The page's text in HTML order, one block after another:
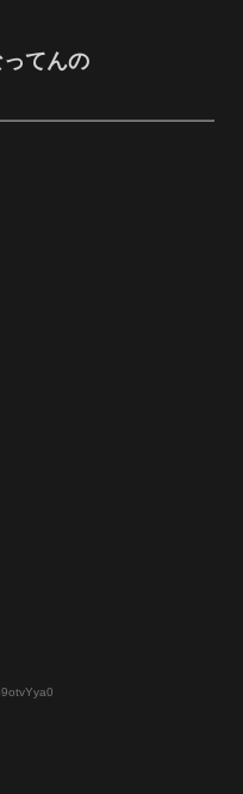
てんの